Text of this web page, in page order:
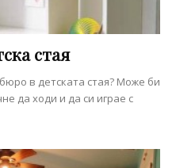
стая
в детската стая? Може би
да ходи и да си играе с